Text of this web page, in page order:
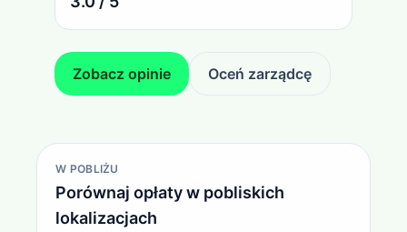
Zobacz opinie Oceń zarządcę
W POBLIŻU
Porównaj opłaty w pobliskich
lokalizacjach